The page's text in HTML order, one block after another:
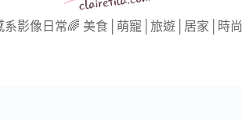
系影像日常🌈 美食│萌寵│旅遊│居家│時尚